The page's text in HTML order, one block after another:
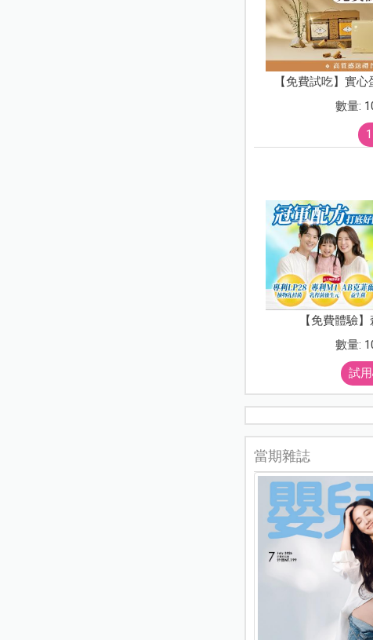
【免費試吃】實
數量:
【免費體驗
數量:
試
當期雜誌